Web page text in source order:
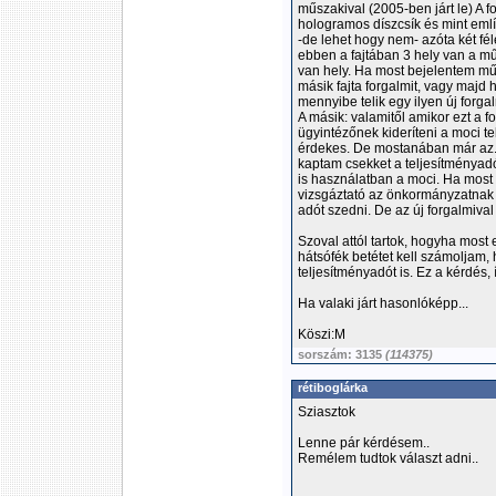
műszakival (2005-ben járt le) A
hologramos díszcsík és mint
-de lehet hogy nem- azóta két
ebben a fajtában 3 hely van a
van hely. Ha most bejelentem
másik fajta forgalmit, vagy majd
mennyibe telik egy ilyen új
A másik: valamitől amikor ezt a
ügyintézőnek kideríteni a moci
érdekes. De mostanában már
kaptam csekket a
is használatban a moci. Ha
vizsgáztató az
adót szedni. De az új
Szoval attól tartok, hogyha most
hátsófék betétet kell
teljesítményadót is. Ez a kérdés,
Ha valaki járt hasonlóképp...
Köszi:M
sorszám: 3135 (114375)
rétiboglárka
Sziasztok
Lenne pár kérdésem..
Remélem tudtok választ adni..